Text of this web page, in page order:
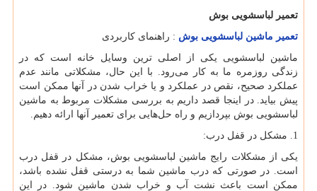
تعمیر لباسشویی بوش
تعمیر ماشین لباسشویی بوش : راهنمای کاربردی
ماشین لباسشویی یکی از اصلی ترین وسایل خانه است که در
زندگی روزمره ما به کار می‌رود. با این حال، مشکلاتی مانند عدم
عملکرد صحیح، نقص در عملکرد و یا خراب شدن در آنها ممکن است
پیش بیاید. در اینجا قصد داریم به بررسی مشکلات مربوط به ماشین
لباسشویی بوش بپردازیم و راه حل‌هایی برای تعمیر آنها ارائه دهیم.
1. مشکل در قفل درب:
یکی از مشکلات رایج ماشین لباسشویی بوش، مشکل در قفل درب
است. در صورتی که درب ماشین شما به درستی قفل نشده باشد،
ممکن است باعث نشت آب و خراب شدن ماشین شود. در این